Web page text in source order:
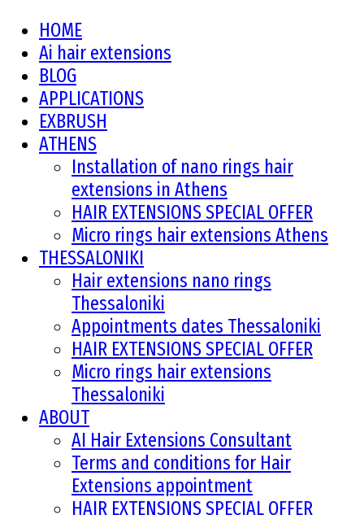
HOME
Ai hair extensions
BLOG
APPLICATIONS
EXBRUSH
ATHENS
Installation of nano rings hair
extensions in Athens
HAIR EXTENSIONS SPECIAL OFFER
Micro rings hair extensions Athens
THESSALONIKI
Hair extensions nano rings
Thessaloniki
Appointments dates Thessaloniki
HAIR EXTENSIONS SPECIAL OFFER
Micro rings hair extensions
Thessaloniki
ABOUT
AI Hair Extensions Consultant
Terms and conditions for Hair
Extensions appointment
HAIR EXTENSIONS SPECIAL OFFER